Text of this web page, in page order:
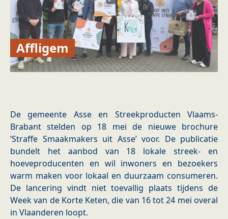
Affligem
De gemeente Asse en Streekproducten Vlaams-
Brabant stelden op 18 mei de nieuwe brochure
‘Straffe Smaakmakers uit Asse’ voor. De publicatie
bundelt het aanbod van 18 lokale streek‑ en
hoeveproducenten en wil inwoners en bezoekers
warm maken voor lokaal en duurzaam consumeren.
De lancering vindt niet toevallig plaats tijdens de
Week van de Korte Keten, die van 16 tot 24 mei overal
in Vlaanderen loopt.